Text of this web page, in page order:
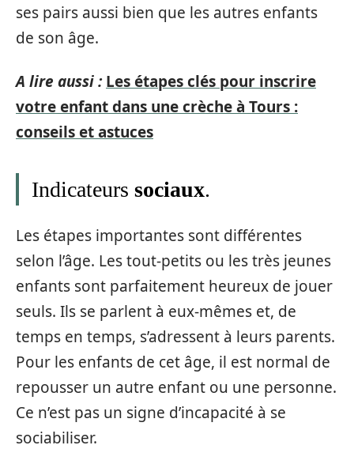
ses pairs aussi bien que les autres enfants
de son âge.
A lire aussi : Les étapes clés pour inscrire
votre enfant dans une crèche à Tours :
conseils et astuces
Indicateurs sociaux.
Les étapes importantes sont différentes
selon l’âge. Les tout-petits ou les très jeunes
enfants sont parfaitement heureux de jouer
seuls. Ils se parlent à eux-mêmes et, de
temps en temps, s’adressent à leurs parents.
Pour les enfants de cet âge, il est normal de
repousser un autre enfant ou une personne.
Ce n’est pas un signe d’incapacité à se
sociabiliser.